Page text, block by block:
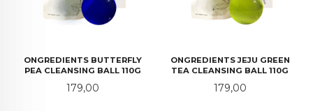
ONGREDIENTS BUTTERFLY
PEA CLEANSING BALL 110G
Pris
179,00
ONGREDIENTS JEJU GREEN
TEA CLEANSING BALL 110G
Pris
179,00